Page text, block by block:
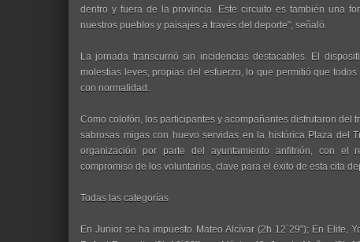
dentro y fuera de la provincia. Este circuito es también una
nuestros pueblos y paisajes a través del deporte", señaló.
La jornada transcurrió sin incidencias destacables. El
molestias leves, propias del esfuerzo, lo que permitió que
con normalidad.
Como colofón, los participantes y acompañantes disfrutaron del
sabrosas migas con huevo servidas en la histórica Plaza del
organización por parte del ayuntamiento anfitrión, con el
compromiso de los voluntarios, clave para el éxito de esta cita
Todas las categorías
En Junior se ha impuesto Mateo Alcívar (2h 12´29"); En Elite,